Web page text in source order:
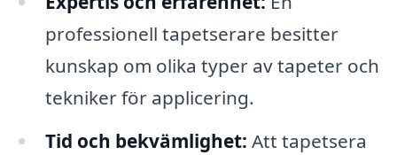
professionell tapetserare besitter
kunskap om olika typer av tapeter och
tekniker för applicering.
Tid och bekvämlighet: Att tapetsera